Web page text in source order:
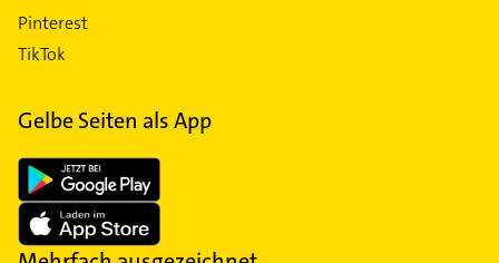
Pinterest
TikTok
Gelbe Seiten als App